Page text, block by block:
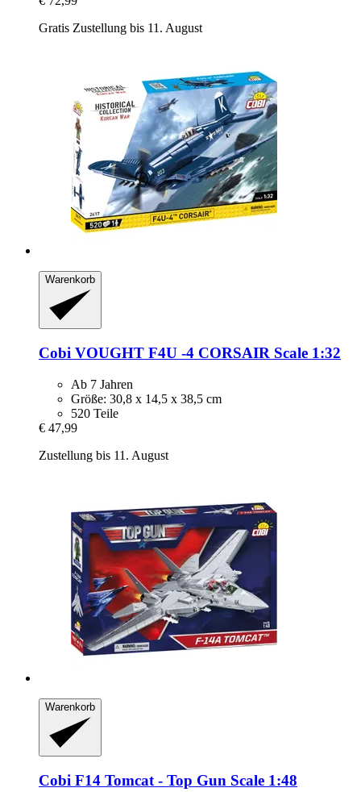
Gratis Zustellung bis 11. August
Warenkorb
Cobi VOUGHT F4U -​4 CORSAIR Scale 1:32
Ab 7 Jahren
Größe: 30,8 x 14,5 x 38,5 cm
520 Teile
€ 47,99
Zustellung bis 11. August
Warenkorb
Cobi F14 Tomcat -​ Top Gun Scale 1:48